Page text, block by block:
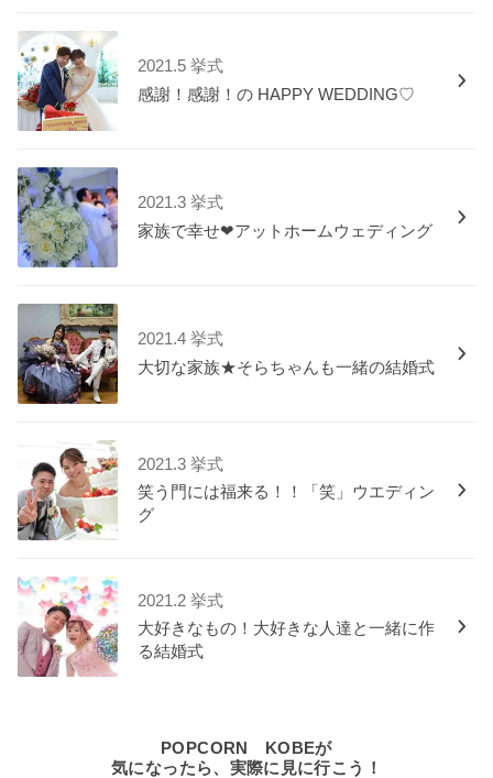
2021.5 挙式
感謝！感謝！の HAPPY WEDDING♡
2021.3 挙式
家族で幸せ❤アットホームウェディング
2021.4 挙式
大切な家族★そらちゃんも一緒の結婚式
2021.3 挙式
笑う門には福来る！！「笑」ウエディン
グ
2021.2 挙式
大好きなもの！大好きな人達と一緒に作
る結婚式
POPCORN KOBEが
気になったら、実際に見に行こう！